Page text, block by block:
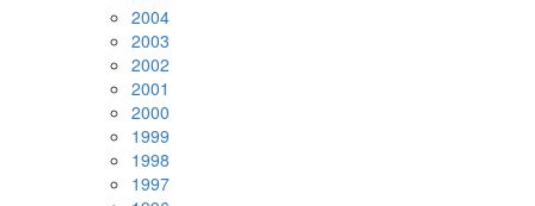
2004
2003
2002
2001
2000
1999
1998
1997